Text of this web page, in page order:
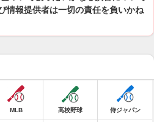
情報提供者は一切の責任を負いかね
MLB 高校野球 侍ジャパン